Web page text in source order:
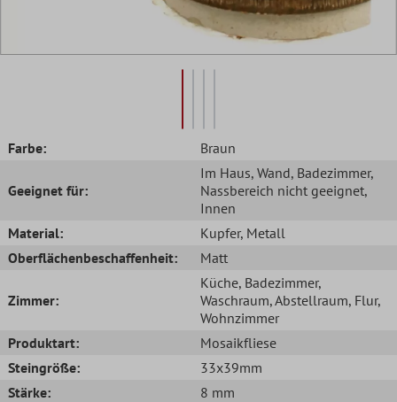
Farbe: Braun
Geeignet für:
Im Haus, Wand, Badezimmer,
Nassbereich nicht geeignet,
Innen
Material:
Kupfer, Metall
Oberflächenbeschaffenheit:
Matt
Zimmer:
Küche, Badezimmer,
Waschraum, Abstellraum, Flur,
Wohnzimmer
Produktart:
Mosaikfliese
Steingröße:
33x39mm
Stärke:
8 mm